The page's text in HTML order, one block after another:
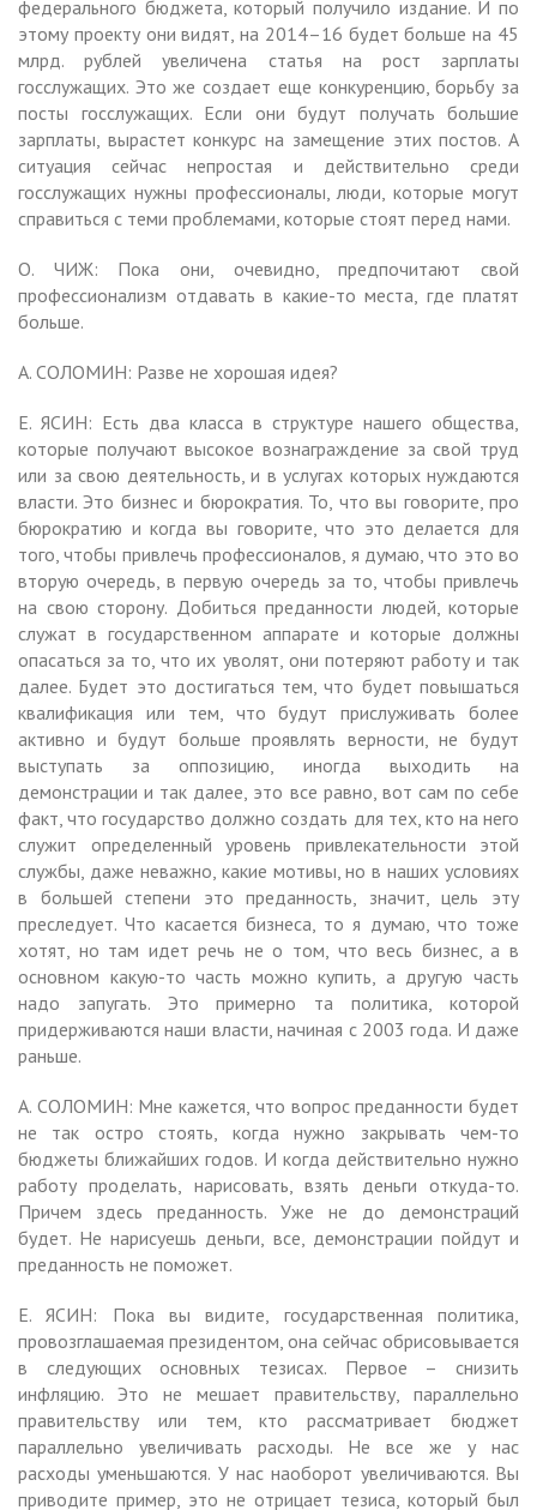
федерального бюджета, который получило издание. И по
этому проекту они видят, на 2014–16 будет больше на 45
млрд. рублей увеличена статья на рост зарплаты
госслужащих. Это же создает еще конкуренцию, борьбу за
посты госслужащих. Если они будут получать большие
зарплаты, вырастет конкурс на замещение этих постов. А
ситуация сейчас непростая и действительно среди
госслужащих нужны профессионалы, люди, которые могут
справиться с теми проблемами, которые стоят перед нами.
О. ЧИЖ: Пока они, очевидно, предпочитают свой
профессионализм отдавать в какие-то места, где платят
больше.
А. СОЛОМИН: Разве не хорошая идея?
Е. ЯСИН: Есть два класса в структуре нашего общества,
которые получают высокое вознаграждение за свой труд
или за свою деятельность, и в услугах которых нуждаются
власти. Это бизнес и бюрократия. То, что вы говорите, про
бюрократию и когда вы говорите, что это делается для
того, чтобы привлечь профессионалов, я думаю, что это во
вторую очередь, в первую очередь за то, чтобы привлечь
на свою сторону. Добиться преданности людей, которые
служат в государственном аппарате и которые должны
опасаться за то, что их уволят, они потеряют работу и так
далее. Будет это достигаться тем, что будет повышаться
квалификация или тем, что будут прислуживать более
активно и будут больше проявлять верности, не будут
выступать за оппозицию, иногда выходить на
демонстрации и так далее, это все равно, вот сам по себе
факт, что государство должно создать для тех, кто на него
служит определенный уровень привлекательности этой
службы, даже неважно, какие мотивы, но в наших условиях
в большей степени это преданность, значит, цель эту
преследует. Что касается бизнеса, то я думаю, что тоже
хотят, но там идет речь не о том, что весь бизнес, а в
основном какую-то часть можно купить, а другую часть
надо запугать. Это примерно та политика, которой
придерживаются наши власти, начиная с 2003 года. И даже
раньше.
А. СОЛОМИН: Мне кажется, что вопрос преданности будет
не так остро стоять, когда нужно закрывать чем-то
бюджеты ближайших годов. И когда действительно нужно
работу проделать, нарисовать, взять деньги откуда-то.
Причем здесь преданность. Уже не до демонстраций
будет. Не нарисуешь деньги, все, демонстрации пойдут и
преданность не поможет.
Е. ЯСИН: Пока вы видите, государственная политика,
провозглашаемая президентом, она сейчас обрисовывается
в следующих основных тезисах. Первое – снизить
инфляцию. Это не мешает правительству, параллельно
правительству или тем, кто рассматривает бюджет
параллельно увеличивать расходы. Не все же у нас
расходы уменьшаются. У нас наоборот увеличиваются. Вы
приводите пример, это не отрицает тезиса, который был